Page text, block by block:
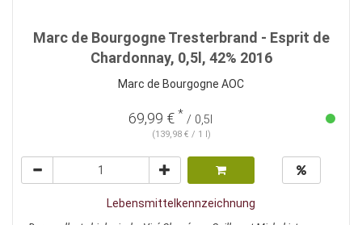
Marc de Bourgogne Tresterbrand - Esprit de
Chardonnay, 0,5l, 42% 2016
Marc de Bourgogne AOC
69,99 € * / 0,5l
(139,98 € / 1 l)
Lebensmittelkennzeichnung